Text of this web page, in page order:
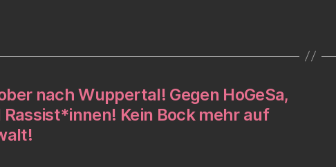
nach Wuppertal! Gegen HoGeSa,
Rassist*innen! Kein Bock mehr auf